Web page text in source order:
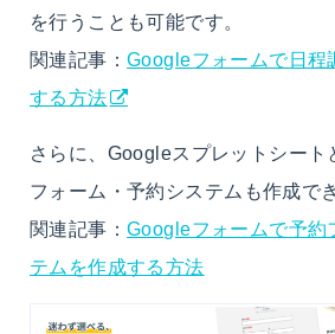
を行うことも可能です。
関連記事：Googleフォームで日程
する方法
さらに、Googleスプレットシート
フォーム・予約システムも作成で
関連記事：Googleフォームで予約
テムを作成する方法